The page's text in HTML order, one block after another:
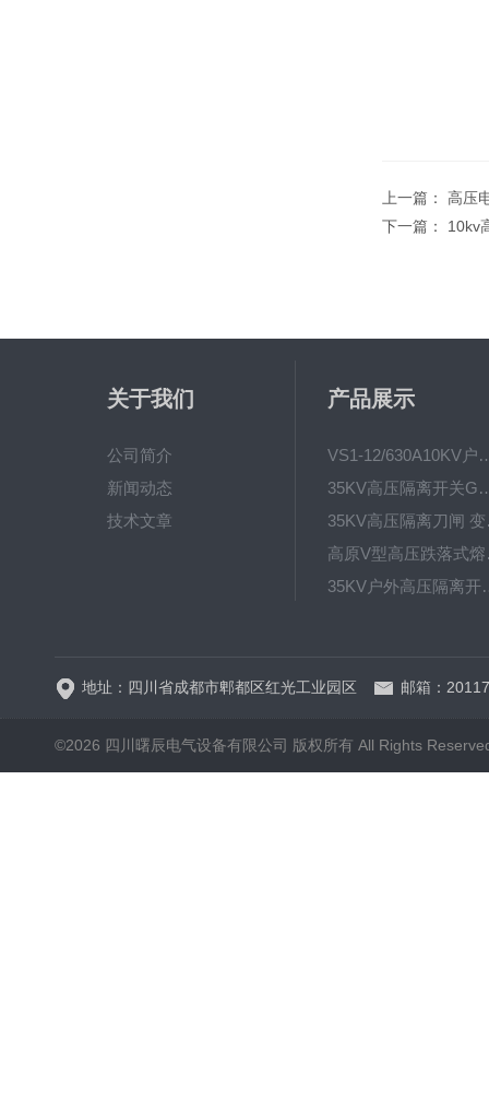
上一篇： 高压
下一篇： 10kv
关于我们
公司简介
新闻动态
技术文章
产品展示
VS1-12/630A10KV
35KV高压隔离开关
高
35KV户外
地址：四川省成都市郫都区红光工业园区 邮箱：
©2026 四川曙辰电气设备有限公司 版权所有 All Rights